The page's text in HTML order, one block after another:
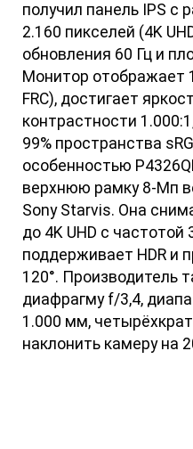
получил панель IPS с
2.160 пикселей (4K
обновления 60 Гц и
Монитор отображает
FRC), достигает
контрастности
99% пространства
особенностью
верхнюю рамку 8-Мп
Sony Starvis. Она
до 4K UHD с частотой
поддерживает HDR и
120°. Производитель
диафрагму f/3,4,
1.000 мм,
наклонить камеру на